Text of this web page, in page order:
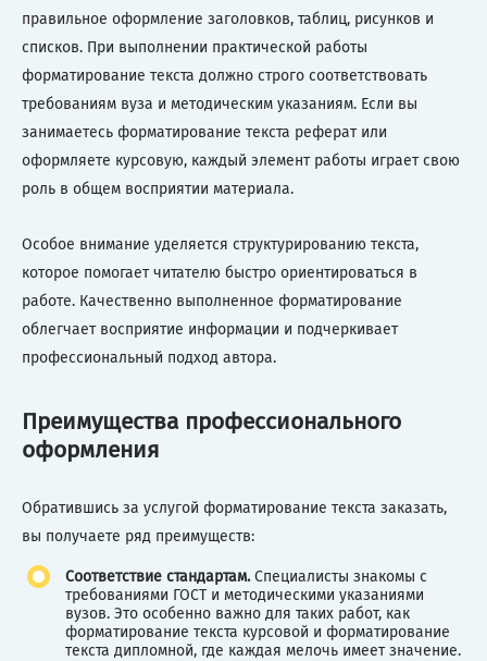
правильное оформление заголовков, таблиц, рисунков и
списков. При выполнении практической работы
форматирование текста должно строго соответствовать
требованиям вуза и методическим указаниям. Если вы
занимаетесь форматирование текста реферат или
оформляете курсовую, каждый элемент работы играет свою
роль в общем восприятии материала.
Особое внимание уделяется структурированию текста,
которое помогает читателю быстро ориентироваться в
работе. Качественно выполненное форматирование
облегчает восприятие информации и подчеркивает
профессиональный подход автора.
Преимущества профессионального
оформления
Обратившись за услугой форматирование текста заказать,
вы получаете ряд преимуществ:
Соответствие стандартам.Специалисты знакомы с
требованиями ГОСТ и методическими указаниями
вузов. Это особенно важно для таких работ, как
форматирование текста курсовой и форматирование
текста дипломной, где каждая мелочь имеет значение.